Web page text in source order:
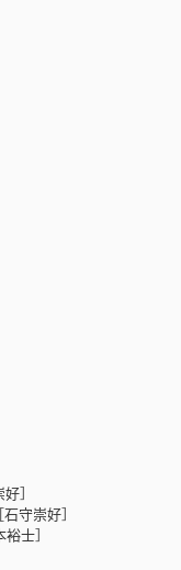
］
守崇好］
士］